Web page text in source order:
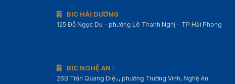
BIC HẢI DƯƠNG
125 Đỗ Ngọc Du - phường Lê Thanh Nghị - TP.Hải Phòng
BIC NGHỆ AN :
26B Trần Quang Diệu, phường Trường Vinh, Nghệ An